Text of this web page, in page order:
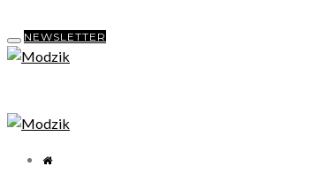
NEWSLETTER